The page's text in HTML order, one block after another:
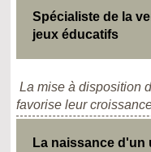
Spécialiste de la
jeux éducatifs
La mise à disposition
favorise leur
La naissance d'un